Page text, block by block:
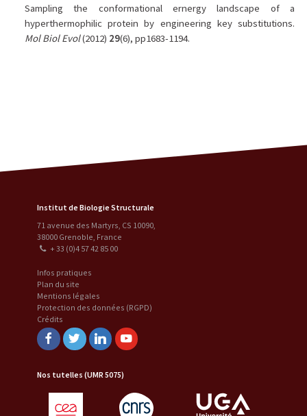
Sampling the conformational ernergy landscape of a
hyperthermophilic protein by engineering key substitutions.
Mol Biol Evol(2012) 29(6), pp1683-1194.
Institut de Biologie Structurale
71 avenue des Martyrs, CS 10090
38000 Grenoble France
+ 33 (0)4 57 42 85 00
Infos pratiques
Plan du site
Mentions légales
Protection des données (RGPD)
Crédits
Nos tutelles (UMR 5075)